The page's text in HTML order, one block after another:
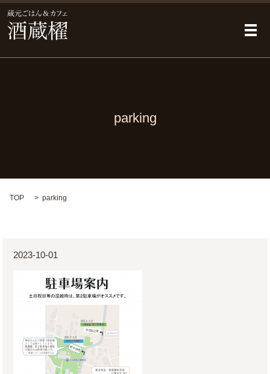
メ
parking
TOP parking
2023-10-01